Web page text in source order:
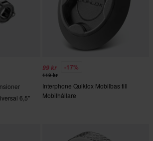
6,5"
99 kr -17%
119 kr
Interphone Quiklox Mobilbas till
Mobilhållare